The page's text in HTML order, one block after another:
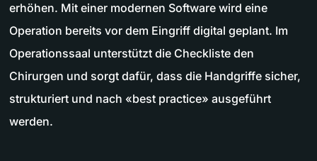
erhöhen. Mit einer modernen Software wird eine
Operation bereits vor dem Eingriff digital geplant. Im
Operationssaal unterstützt die Checkliste den
Chirurgen und sorgt dafür, dass die Handgriffe sicher,
strukturiert und nach «best practice» ausgeführt
werden.